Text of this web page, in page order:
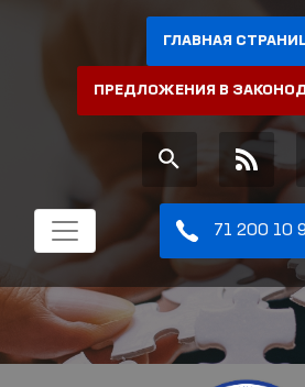
ГЛАВНАЯ
ПРЕДЛОЖЕНИЯ В
71 200 10